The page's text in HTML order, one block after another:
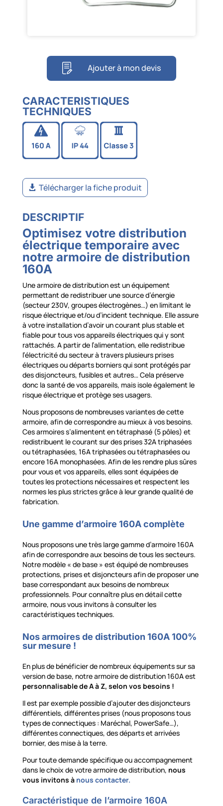
Ajouter à mon devis
CARACTERISTIQUES
TECHNIQUES
Télécharger la fiche produit
DESCRIPTIF
Optimisez votre distribution
électrique temporaire avec
notre armoire de distribution
160A
Une armoire de distribution est un équipement
permettant de redistribuer une source d’énergie
(secteur 230V, groupes électrogènes…) en limitant le
risque électrique et/ou d’incident technique. Elle assure
à votre installation d’avoir un courant plus stable et
fiable pour tous vos appareils électriques qui y sont
rattachés. A partir de l’alimentation, elle redistribue
l’électricité du secteur à travers plusieurs prises
électriques ou départs borniers qui sont protégés par
des disjoncteurs, fusibles et autres… Cela préserve
donc la santé de vos appareils, mais isole également le
risque électrique et protège ses usagers.
Nous proposons de nombreuses variantes de cette
armoire, afin de correspondre au mieux à vos besoins.
Ces armoires s’alimentent en tétraphasé (5 pôles) et
redistribuent le courant sur des prises 32A triphasées
ou tétraphasées, 16A triphasées ou tétraphasées ou
encore 16A monophasées. Afin de les rendre plus sûres
pour vous et vos appareils, elles sont équipées de
toutes les protections nécessaires et respectent les
normes les plus strictes grâce à leur grande qualité de
fabrication.
Une gamme d’armoire 160A complète
Nous proposons une très large gamme d’armoire 160A
afin de correspondre aux besoins de tous les secteurs.
Notre modèle « de base » est équipé de nombreuses
protections, prises et disjoncteurs afin de proposer une
base correspondant aux besoins de nombreux
professionnels. Pour connaître plus en détail cette
armoire, nous vous invitons à consulter les
caractéristiques techniques.
Nos armoires de distribution 160A 100%
sur mesure !
En plus de bénéficier de nombreux équipements sur sa
version de base, notre armoire de distribution 160A est
personnalisable de A à Z, selon vos besoins !
Il est par exemple possible d’ajouter des disjoncteurs
différentiels, différentes prises (nous proposons tous
types de connectiques : Maréchal, PowerSafe…),
différentes connectiques, des départs et arrivées
bornier, des mise à la terre.
Pour toute demande spécifique ou accompagnement
dans le choix de votre armoire de distribution, nous
vous invitons à nous contacter.
Caractéristique de l’armoire 160A